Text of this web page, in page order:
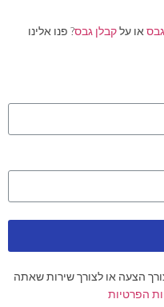
או עלקבלן גבס? פנו אלינו
הצעה או לצורך שירות שאתה
הפרטיות